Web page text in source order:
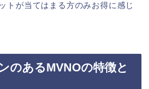
トが当てはまる方のみお得に感じ
のあるMVNOの特徴と